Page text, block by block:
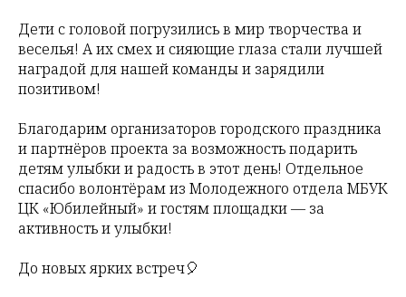
Дети с головой погрузились в мир творчества и
веселья! А их смех и сияющие глаза стали лучшей
наградой для нашей команды и зарядили
позитивом!
Благодарим организаторов городского праздника
и партнёров проекта за возможность подарить
детям улыбки и радость в этот день! Отдельное
спасибо волонтёрам из Молодежного отдела МБУК
ЦК «Юбилейный» и гостям площадки — за
активность и улыбки!
До новых ярких встреч🎈